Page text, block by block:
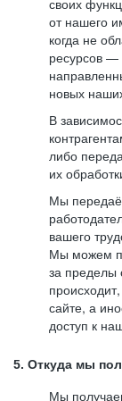
своих
от нашего
когда не
ресурсов —
новых
В
либо
их
Мы
вашего
Мы можем
за пределы
сайте, а
доступ к
5. Откуда мы
Мы